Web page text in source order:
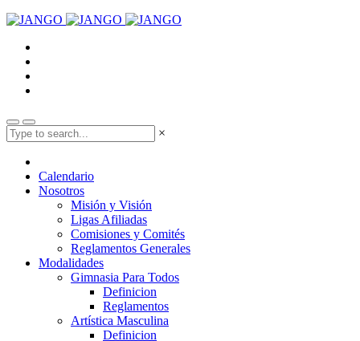
×
Calendario
Nosotros
Misión y Visión
Ligas Afiliadas
Comisiones y Comités
Reglamentos Generales
Modalidades
Gimnasia Para Todos
Definicion
Reglamentos
Artística Masculina
Definicion